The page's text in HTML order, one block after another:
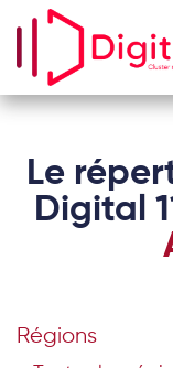
Se rendre au
Le
Digital
Régions